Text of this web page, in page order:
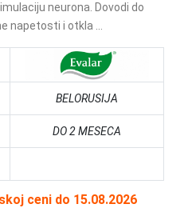
neurona. Dovodi do
napetosti i otkla ...
BELORUSIJA
DO 2 MESECA
ceni do 15.08.2026